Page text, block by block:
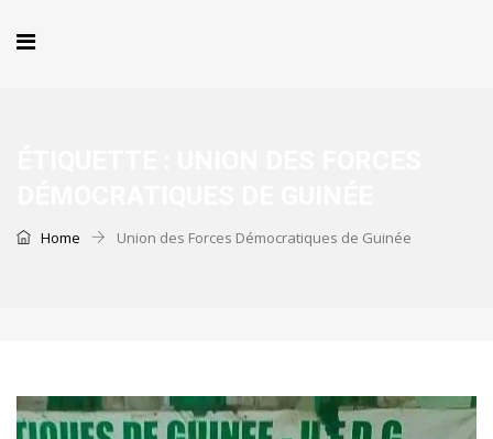
Home Union des Forces Démocratiques de Guinée